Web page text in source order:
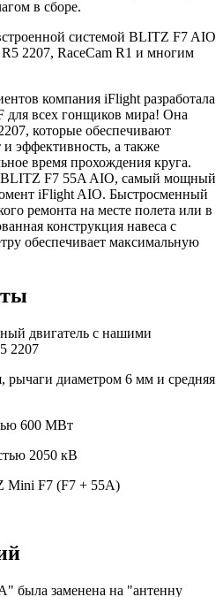
в сборе.
системой BLITZ F7 AIO
2207, RaceCam R1 и многим
компания iFlight разработала
для всех гонщиков мира! Она
которые обеспечивают
эффективность, а также
время прохождения круга.
F7 55A AIO, самый мощный
iFlight AIO. Быстросменный
ремонта на месте полета или в
конструкция навеса с
обеспечивает максимальную
двигатель с нашими
2207
рычаги диаметром 6 мм и средняя
600 МВт
2050 кВ
Mini F7 (F7 + 55A)
была заменена на "антенну